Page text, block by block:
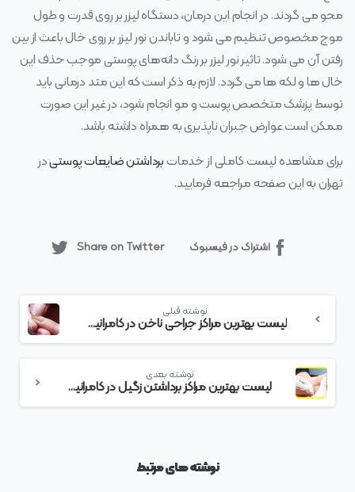
محو می‌ گردند. در انجام این درمان، دستگاه لیزر بر روی قدرت و طول‌
موج مخصوص تنظیم می‌ شود و تاباندن نور لیزر بر روی خال باعث از بین‌
رفتن آن می‌ شود. تاثیر نور لیزر بر رنگ‌ دانه‌های پوستی موجب حذف این
خال‌ ها و لکه‌ ها می‌ گردد. لازم به ذکر است که این متد درمانی باید
توسط پزشک متخصص پوست و مو انجام شود، در غیر این صورت
ممکن است عوارض جبران‌ ناپذیری به همراه داشته باشد.
برای مشاهده لیست کاملی از خدماتبرداشتن ضایعات پوستیدر
تهران به این صفحه مراجعه فرمایید.
اشتراک در فیسبوک Share on Twitter
بخوانید
نوشته قبلی
لیست بهترین مراکز جراحی ناخن در کامرانیه + هزینه جراحی ناخن
نوشته بعدی
لیست بهترین مراکز برداشتن زگیل در کامرانیه + هزینه برداشتن زگیل
نوشته های مرتبط